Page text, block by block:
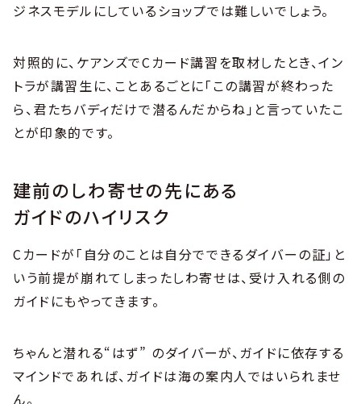
ジネスモデルにしているショップでは難しいでしょう。
対照的に、ケアンズでCカード講習を取材したとき、イン
トラが講習生に、ことあるごとに「この講習が終わった
ら、君たちバディだけで潜るんだからね」と言っていたこ
とが印象的です。
建前のしわ寄せの先にある
ガイドのハイリスク
Cカードが「自分のことは自分でできるダイバーの証」と
いう前提が崩れてしまったしわ寄せは、受け入れる側の
ガイドにもやってきます。
ちゃんと潜れる“はず” のダイバーが、ガイドに依存する
マインドであれば、ガイドは海の案内人ではいられませ
ん。